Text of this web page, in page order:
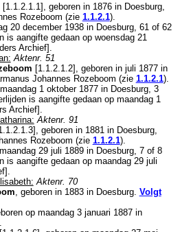
[1.1.2.1.1], geboren in 1876 in Doesburg,
Rozeboom (zie 1.1.2.1).
20 december 1938 in Doesburg, 61 of 62
is aangifte gedaan op woensdag 21
Archief].
Aktenr. 51
[1.1.2.1.2], geboren in juli 1877 in
Johannes Rozeboom (zie 1.1.2.1).
1 oktober 1877 in Doesburg, 3
is aangifte gedaan op maandag 1
Archief].
Aktenr. 91
], geboren in 1881 in Doesburg,
Rozeboom (zie 1.1.2.1).
29 juli 1889 in Doesburg, 7 of 8
is aangifte gedaan op maandag 29 juli
].
Aktenr. 70
, geboren in 1883 in Doesburg. Volgt
op maandag 3 januari 1887 in